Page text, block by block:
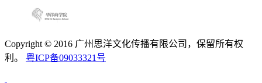
Copyright © 2016 广州思洋文化传播有限公司，保留所有权
利。 粤ICP备09033321号